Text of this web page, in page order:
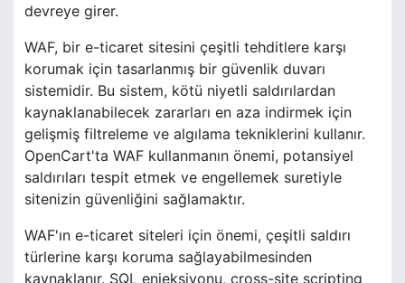
devreye girer.
WAF, bir e-ticaret sitesini çeşitli tehditlere karşı
korumak için tasarlanmış bir güvenlik duvarı
sistemidir. Bu sistem, kötü niyetli saldırılardan
kaynaklanabilecek zararları en aza indirmek için
gelişmiş filtreleme ve algılama tekniklerini kullanır.
OpenCart'ta WAF kullanmanın önemi, potansiyel
saldırıları tespit etmek ve engellemek suretiyle
sitenizin güvenliğini sağlamaktır.
WAF'ın e-ticaret siteleri için önemi, çeşitli saldırı
türlerine karşı koruma sağlayabilmesinden
kaynaklanır. SQL enjeksiyonu, cross-site scripting